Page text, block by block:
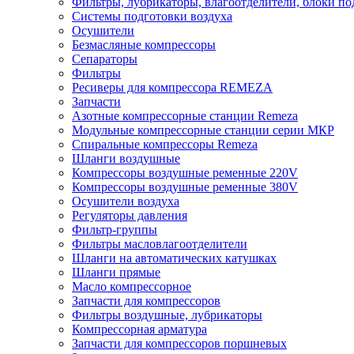
Системы подготовки воздуха
Осушители
Безмасляные компрессоры
Сепараторы
Фильтры
Ресиверы для компрессора REMEZA
Запчасти
Азотные компрессорные станции Remeza
Модульные компрессорные станции серии МКР
Спиральные компрессоры Remeza
Шланги воздушные
Компрессоры воздушные ременные 220V
Компрессоры воздушные ременные 380V
Осушители воздуха
Регуляторы давления
Фильтр-группы
Фильтры масловлагоотделители
Шланги на автоматических катушках
Шланги прямые
Масло компрессорное
Запчасти для компрессоров
Фильтры воздушные, лубрикаторы
Компрессорная арматура
Запчасти для компрессоров поршневых